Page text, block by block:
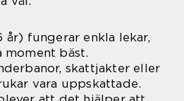
fungerar enkla lekar,
bäst.
skattjakter eller
vara uppskattade.